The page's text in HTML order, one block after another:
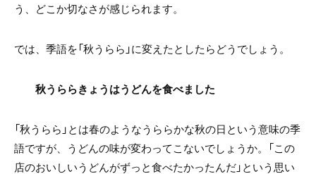
う、どこか切なさが感じられます。
では、季語を「秋うらら」に変えたとしたらどうでしょう。
秋うららきょうはうどんを食べました
「秋うらら」とは春のようなうららかな秋の日という意味の季
語ですが、うどんの味が変わってこないでしょうか。「この
店のおいしいうどんがずっと食べたかったんだ」という思い